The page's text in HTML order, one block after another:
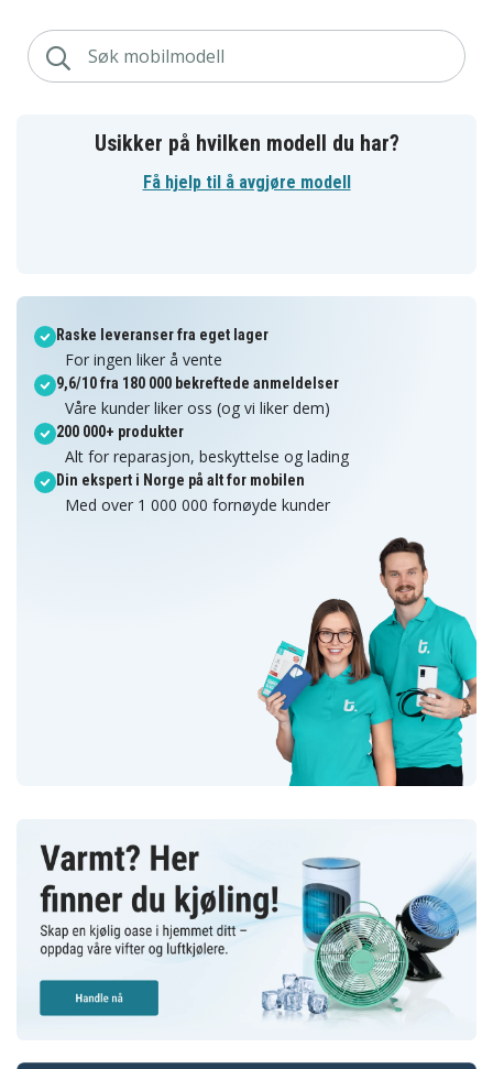
Usikker på hvilken modell du har?
Få hjelp til å avgjøre modell
Raske leveranser fra eget lager
For ingen liker å vente
9,6/10 fra 180 000 bekreftede anmeldelser
Våre kunder liker oss (og vi liker dem)
200 000+ produkter
Alt for reparasjon, beskyttelse og lading
Din ekspert i Norge på alt for mobilen
Med over 1 000 000 fornøyde kunder